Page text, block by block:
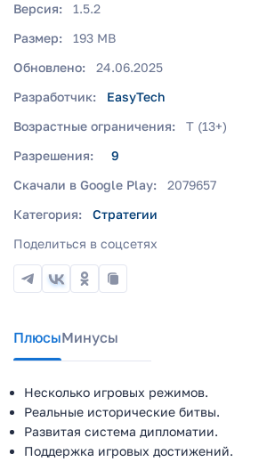
Версия:
1.5.2
Размер:
193 MB
Обновлено:
24.06.2025
Разработчик:
EasyTech
Возрастные ограничения:
T (13+)
Разрешения:
9
Скачали в Google Play:
2079657
Категория:
Стратегии
Поделиться в соцсетях
ПлюсыМинусы
Несколько игровых режимов.
Реальные исторические битвы.
Развитая система дипломатии.
Поддержка игровых достижений.